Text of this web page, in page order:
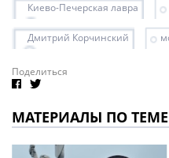
Киево-Печерская лавра
Дмитрий Корчинский
Поделиться
МАТЕРИАЛЫ ПО ТЕМЕ